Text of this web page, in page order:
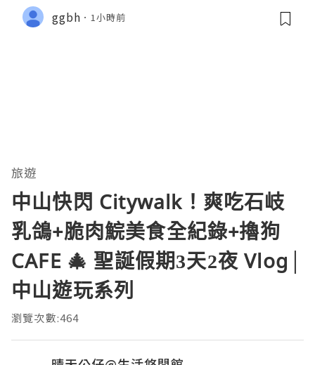
ggbh 1小時前
旅遊
中山快閃 Citywalk！爽吃石岐
乳鴿+脆肉鯇美食全紀錄+擼狗
CAFE 🎄 聖誕假期3天2夜 Vlog│
中山遊玩系列
瀏覽次數:464